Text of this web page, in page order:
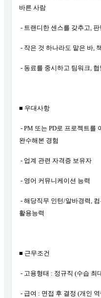
바른 사람
- 트랜디한 센스를 갖추고,
- 작은 것 하나라도 맡은 바,
- 동료를 중시하고 팀워크,
■ 우대사항
- PM 또는 PD로 프로젝트를
완수해본 경험
- 업계 관련 자격증 보유자
- 영어 커뮤니케이션 능력
- 해당직무 인턴/알바경력,
활용능력
■ 근무조건
- 고용형태 : 정규직 (수습 최
- 급여 : 면접 후 결정 (개인